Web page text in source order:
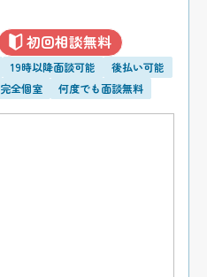
初回相談無料
19時以降面談可能
後払い可能
完全個室 何度でも面談無料